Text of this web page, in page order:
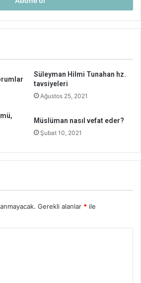
Süleyman Hilmi Tunahan hz.
tavsiyeleri
Ağustos 25, 2021
Müslüman nasıl vefat eder?
Şubat 10, 2021
Gerekli alanlar * ile